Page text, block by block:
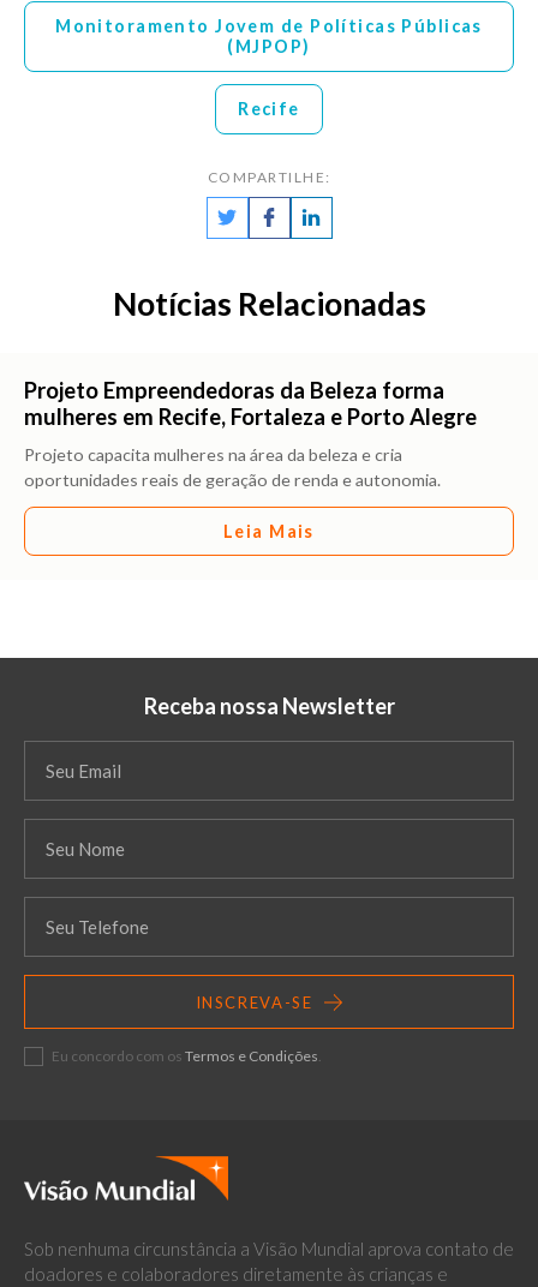
Monitoramento Jovem de Políticas Públicas
(MJPOP)
Recife
COMPARTILHE:
Notícias Relacionadas
Projeto Empreendedoras da Beleza forma
mulheres em Recife, Fortaleza e Porto Alegre
Projeto capacita mulheres na área da beleza e cria
oportunidades reais de geração de renda e autonomia.
Leia Mais
Receba nossa Newsletter
INSCREVA-SE
Eu concordo com os Termos e Condições.
Sob nenhuma circunstância a Visão Mundial aprova contato de
doadores e colaboradores diretamente às crianças e